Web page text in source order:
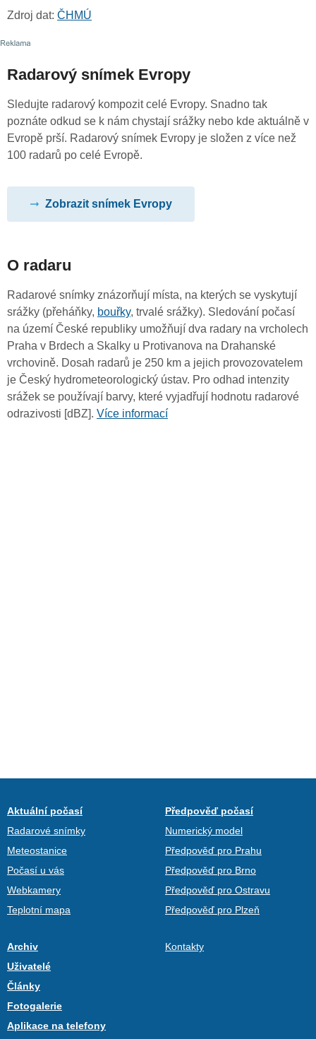
Zdroj dat: ČHMÚ
Radarový snímek Evropy
Sledujte radarový kompozit celé Evropy. Snadno tak
poznáte odkud se k nám chystají srážky nebo kde aktuálně v
Evropě prší. Radarový snímek Evropy je složen z více než
100 radarů po celé Evropě.
Zobrazit snímek Evropy
O radaru
Radarové snímky znázorňují místa, na kterých se vyskytují
srážky (přeháňky, bouřky, trvalé srážky). Sledování počasí
na území České republiky umožňují dva radary na vrcholech
Praha v Brdech a Skalky u Protivanova na Drahanské
vrchovině. Dosah radarů je 250 km a jejich provozovatelem
je Český hydrometeorologický ústav. Pro odhad intenzity
srážek se používají barvy, které vyjadřují hodnotu radarové
odrazivosti [dBZ]. Více informací
Aktuální počasí
Radarové snímky
Meteostanice
Počasí u vás
Webkamery
Teplotní mapa
Předpověď počasí
Numerický model
Předpověď pro Prahu
Předpověď pro Brno
Předpověď pro Ostravu
Předpověď pro Plzeň
Archiv
Uživatelé
Články
Fotogalerie
Aplikace na telefony
Kontakty